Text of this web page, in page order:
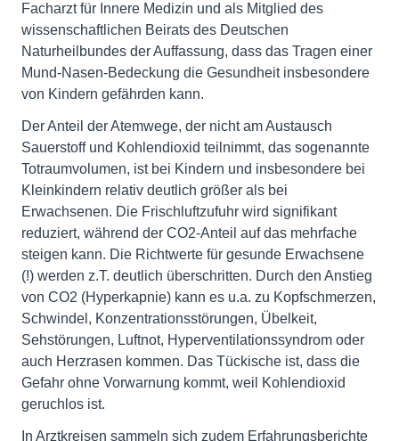
Facharzt für Innere Medizin und als Mitglied des
wissenschaftlichen Beirats des Deutschen
Naturheilbundes der Auffassung, dass das Tragen einer
Mund-Nasen-Bedeckung die Gesundheit insbesondere
von Kindern gefährden kann.
Der Anteil der Atemwege, der nicht am Austausch
Sauerstoff und Kohlendioxid teilnimmt, das sogenannte
Totraumvolumen, ist bei Kindern und insbesondere bei
Kleinkindern relativ deutlich größer als bei
Erwachsenen. Die Frischluftzufuhr wird signifikant
reduziert, während der CO2-Anteil auf das mehrfache
steigen kann. Die Richtwerte für gesunde Erwachsene
(!) werden z.T. deutlich überschritten. Durch den Anstieg
von CO2 (Hyperkapnie) kann es u.a. zu Kopfschmerzen,
Schwindel, Konzentrationsstörungen, Übelkeit,
Sehstörungen, Luftnot, Hyperventilationssyndrom oder
auch Herzrasen kommen. Das Tückische ist, dass die
Gefahr ohne Vorwarnung kommt, weil Kohlendioxid
geruchlos ist.
In Arztkreisen sammeln sich zudem Erfahrungsberichte